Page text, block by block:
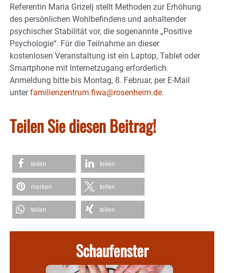
Referentin Maria Grizelj stellt Methoden zur Erhöhung
des persönlichen Wohlbefindens und anhaltender
psychischer Stabilität vor, die sogenannte „Positive
Psychologie“. Für die Teilnahme an dieser
kostenlosen Veranstaltung ist ein Laptop, Tablet oder
Smartphone mit Internetzugang erforderlich.
Anmeldung bitte bis Montag, 8. Februar, per E-Mail
unterfamilienzentrum.fiwa@rosenheim.de.
Teilen Sie diesen Beitrag!
teilen teilen
merken teilen
teilen teilen
Schaufenster